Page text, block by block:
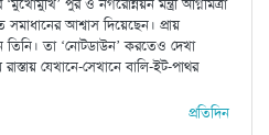
পুর ও নগরোন্নয়ন মন্ত্রী অগ্নিমিত্রা
আশ্বাস দিয়েছেন। প্রায়
তিনি। তা ‘নোটডাউন’ করতেও দেখা
যেখানে-সেখানে বালি-ইট-পাথর
প্রতিদিন